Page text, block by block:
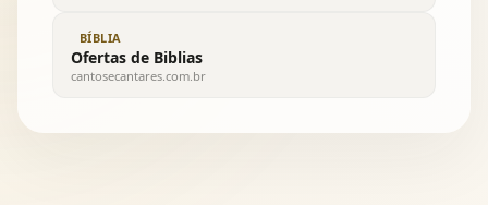
BÍBLIA
Ofertas de Biblias
cantosecantares.com.br